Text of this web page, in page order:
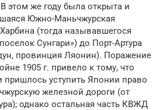
этом же году была открыта и
Южно-Маньчжурская
(тогда называвшегося
Сунгари») до Порт-Артура
провинция Ляонин). Поражение
1905 г. привело к тому, что
уступить Японии право
железной дороги (от
однако остальная часть КВЖД